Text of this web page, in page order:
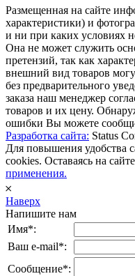
Размещенная на сайте
характеристики) и
и ни при каких условиях
Она не может служить
претензий, так как
внешний вид товаров
без предварительного
заказа наш менеджер
товаров и их цену.
ошибки Вы можете
Разработка сайта: Status
Для повышения удобства
cookies. Оставаясь на
применения.
𐄂
Наверх
Напишите нам
Имя*:
Ваш e-mail*:
Сообщение*: